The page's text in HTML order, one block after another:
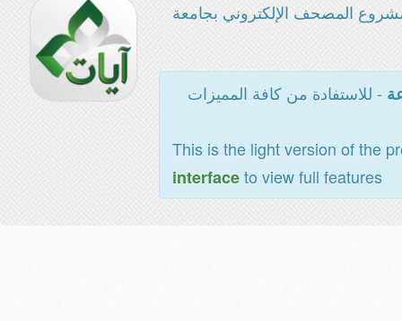
المصحف الإلكتروني بجامعة
- للاستفادة من كافة المميزات
This is the light version of the
interfaceto view full features